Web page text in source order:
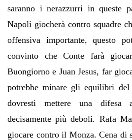
saranno i nerazzurri in queste
Napoli giocherà contro squadre
offensiva importante, questo
convinto che Conte farà
Buongiorno e Juan Jesus, far
potrebbe minare gli equilibri del
dovresti mettere una difesa
decisamente più deboli. Rafa
giocare contro il Monza. Cena di